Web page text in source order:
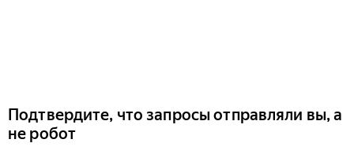
Подтвердите, что запросы отправляли вы, а
не робот